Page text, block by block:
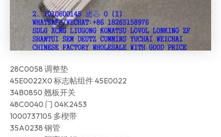
28C0058 调整垫
45E0022X0 标志帖组件 45E0022
34B0850 翘板开关
48C0040 门 04K2453
1000737105 多楔带
35A0238 钢管